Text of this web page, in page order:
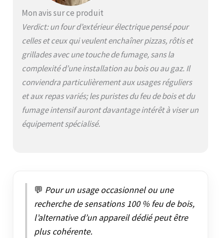
plateau ou une pizza
de 30cm TECHNOLOGIE
WOODFIRE: ajoutez
facilement des arômes
fumés à tout ce que
vous faites avec des
granulés 100% bois
Woodfire. Fumage lent
et faible pour des
d'accessoires, plaque
Pro-Heat, grille de
rôtisserie, boîte de
fumage, pelle à
Mon avis sur ce produit
Verdict: un four d’extérieur électrique pensé pour
celles et ceux qui veulent enchaîner pizzas, rôtis et
grillades avec une touche de fumage, sans la
complexité d’une installation au bois ou au gaz. Il
conviendra particulièrement aux usages réguliers
et aux repas variés; les puristes du feu de bois et du
fumage intensif auront davantage intérêt à viser un
équipement spécialisé.
💬 Pour un usage occasionnel ou une
recherche de sensations 100 % feu de bois,
l’alternative d’un appareil dédié peut être
plus cohérente.